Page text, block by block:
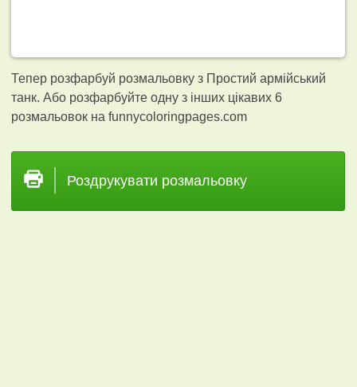
Тепер розфарбуй розмальовку з Простий армійський
танк. Або розфарбуйте одну з інших цікавих 6
розмальовок на funnycoloringpages.com
Роздрукувати розмальовку